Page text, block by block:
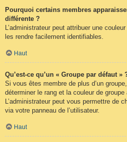
Pourquoi certains membres
différente ?
L’administrateur peut attribuer une
les rendre facilement identifiables.
Haut
Qu’est-ce qu’un « Groupe par défaut »
Si vous êtes membre de plus d’un
déterminer le rang et la couleur de groupe
L’administrateur peut vous permettre de
via votre panneau de l’utilisateur.
Haut